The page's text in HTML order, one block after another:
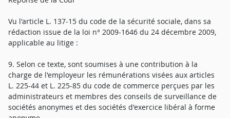
Vu l'article L. 137-15 du code de la sécurité sociale, dans sa
rédaction issue de la loi n° 2009-1646 du 24 décembre 2009,
applicable au litige :
9. Selon ce texte, sont soumises à une contribution à la
charge de l'employeur les rémunérations visées aux articles
L. 225-44 et L. 225-85 du code de commerce perçues par les
administrateurs et membres des conseils de surveillance de
sociétés anonymes et des sociétés d'exercice libéral à forme